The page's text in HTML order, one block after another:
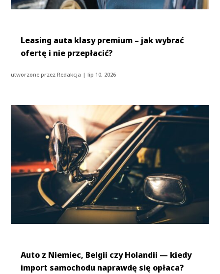
Leasing auta klasy premium – jak wybrać
ofertę i nie przepłacić?
utworzone przezRedakcja |lip 10, 2026
Auto z Niemiec, Belgii czy Holandii — kiedy
import samochodu naprawdę się opłaca?